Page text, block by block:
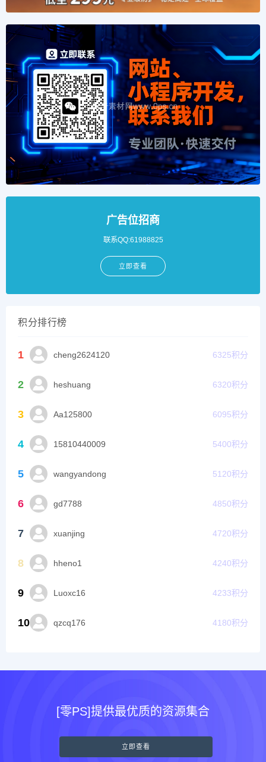
广告位招商
联系QQ:61988825
立即查看
积分排行榜
1 cheng2624120 6325积分
2 heshuang 6320积分
3 Aa125800 6095积分
4 15810440009 5400积分
5 wangyandong 5120积分
6 gd7788 4850积分
7 xuanjing 4720积分
8 hheno1 4240积分
9 Luoxc16 4233积分
10 qzcq176 4180积分
[零PS]提供最优质的资源集合
立即查看